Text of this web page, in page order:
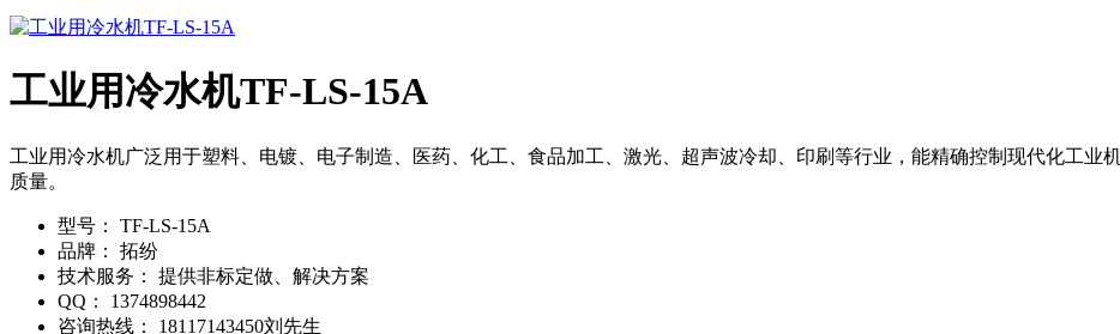
工业用冷水机TF-LS-15A
工业用冷水机广泛用于塑料、电镀、电子制造、医药、化工、食品加工、激光、超声波冷却、印刷等行业，能精确控制现代化工业
质量。
型号：
TF-LS-15A
品牌：
拓纷
技术服务：
提供非标定做、解决方案
QQ：
1374898442
咨询热线：
18117143450刘先生